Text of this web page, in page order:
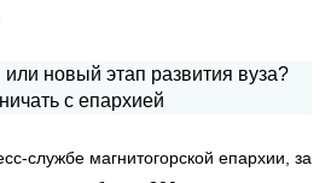
службе магнитогорской епархии, за